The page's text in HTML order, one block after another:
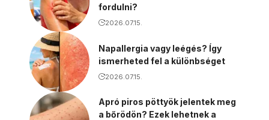
fordulni?
2026.07.15.
Napallergia vagy leégés? Így
ismerheted fel a különbséget
2026.07.15.
Apró piros pöttyök jelentek meg
a bőrödön? Ezek lehetnek a